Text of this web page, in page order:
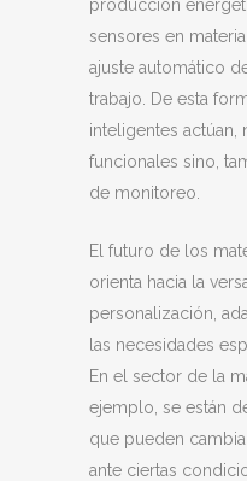
producción
sensores en
ajuste automático
trabajo. De esta
inteligentes
funcionales sino,
de monitoreo.
El futuro de los
orienta hacia la
personalización,
las necesidades
En el sector de la
ejemplo, se están
que pueden
ante ciertas